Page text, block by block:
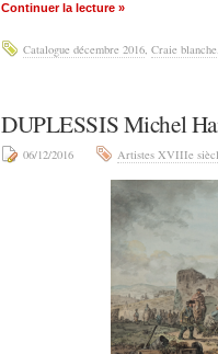
Continuer la lecture »
Catalogue décembre 2016, Craie blanche
DUPLESSIS Michel
06/12/2016 Artistes XVIIIe